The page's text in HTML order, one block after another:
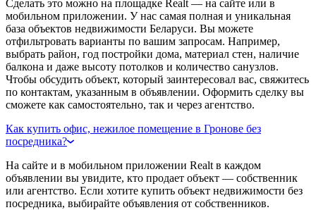
Сделать это можно на площадке Realt — на сайте или в
мобильном приложении. У нас самая полная и уникальная
база объектов недвижимости Беларуси. Вы можете
отфильтровать варианты по вашим запросам. Например,
выбрать район, год постройки дома, материал стен, наличие
балкона и даже высоту потолков и количество санузлов.
Чтобы обсудить объект, который заинтересовал вас, свяжитесь
по контактам, указанным в объявлении. Оформить сделку вы
сможете как самостоятельно, так и через агентство.
Как купить офис, нежилое помещение в Гронове без
посредника?
На сайте и в мобильном приложении Realt в каждом
объявлении вы увидите, кто продает объект — собственник
или агентство. Если хотите купить объект недвижимости без
посредника, выбирайте объявления от собственников.